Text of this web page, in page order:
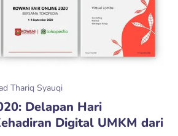
Thariq Syauqi
Delapan Hari
Digital UMKM dari